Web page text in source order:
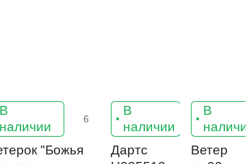
В
наличии
6
"Божья
В
наличии
6
Дартс
В
наличии
Ветер